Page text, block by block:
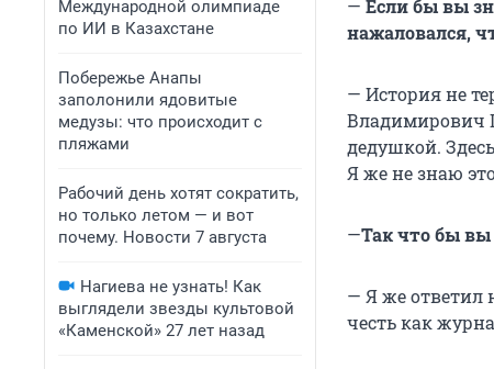
Международной олимпиаде
по ИИ в Казахстане
Побережье Анапы
заполонили ядовитые
медузы: что происходит с
пляжами
Рабочий день хотят сократить,
но только летом — и вот
почему. Новости 7 августа
Нагиева не узнать! Как
выглядели звезды культовой
«Каменской» 27 лет назад
— Если бы вы
нажаловался,
— История не
Владимирович
дедушкой.
Я же не знаю
—Так что бы вы
— Я же ответил
честь как